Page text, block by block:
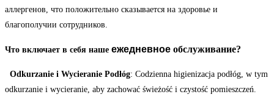
аллергенов, что положительно сказывается на здоровье и
благополучии сотрудников.
Что включает в себя наше ежедневное обслуживание?
Odkurzanie i Wycieranie Podłóg: Codzienna higienizacja podłóg, w tym
odkurzanie i wycieranie, aby zachować świeżość i czystość pomieszczeń.